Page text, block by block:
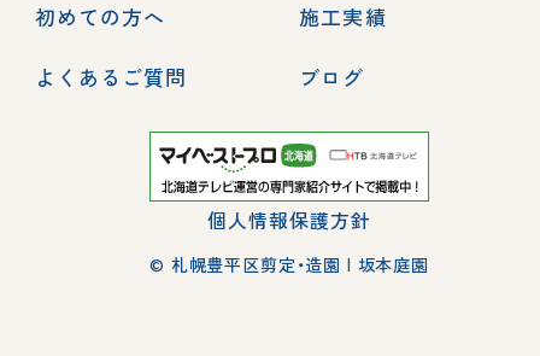
初めての方へ
施工実績
よくあるご質問
ブログ
個人情報保護方針
© 札幌豊平区剪定・造園 | 坂本庭園